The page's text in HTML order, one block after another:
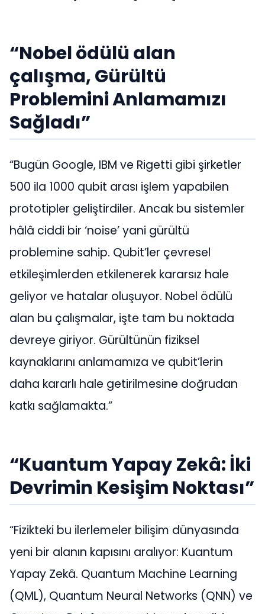
“Nobel ödülü alan
çalışma, Gürültü
Problemini Anlamamızı
Sağladı”
“Bugün Google, IBM ve Rigetti gibi şirketler
500 ila 1000 qubit arası işlem yapabilen
prototipler geliştirdiler. Ancak bu sistemler
hâlâ ciddi bir ‘noise’ yani gürültü
problemine sahip. Qubit’ler çevresel
etkileşimlerden etkilenerek kararsız hale
geliyor ve hatalar oluşuyor. Nobel ödülü
alan bu çalışmalar, işte tam bu noktada
devreye giriyor. Gürültünün fiziksel
kaynaklarını anlamamıza ve qubit’lerin
daha kararlı hale getirilmesine doğrudan
katkı sağlamakta.”
“Kuantum Yapay Zekâ: İki
Devrimin Kesişim Noktası”
“Fizikteki bu ilerlemeler bilişim dünyasında
yeni bir alanın kapısını aralıyor: Kuantum
Yapay Zekâ. Quantum Machine Learning
(QML), Quantum Neural Networks (QNN) ve